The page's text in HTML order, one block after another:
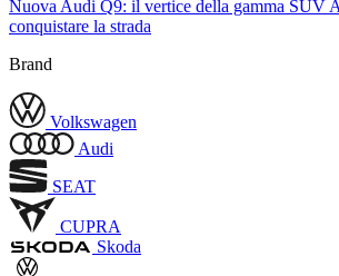
Nuova Audi Q9: il vertice della gamma SUV
conquistare la strada
Brand
Volkswagen
Audi
SEAT
CUPRA
Skoda